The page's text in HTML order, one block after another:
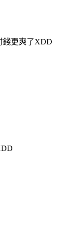
錢更爽了XDD